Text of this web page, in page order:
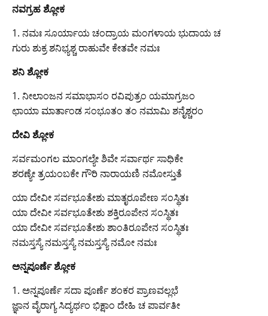
ನವಗ್ರಹ ಶ್ಲೋಕ
1. ನಮಃ ಸೂರ್ಯಾಯ ಚಂದ್ರಾಯ ಮಂಗಳಾಯ ಭುದಾಯ ಚ
ಗುರು ಶುಕ್ರ ಶನಿಭ್ಯಶ್ಚ ರಾಹುವೇ ಕೇತವೇ ನಮಃ
ಶನಿ ಶ್ಲೋಕ
1. ನೀಲಾಂಜನ ಸಮಾಭಾಸಂ ರವಿಪುತ್ರಂ ಯಮಾಗ್ರಜಂ
ಛಾಯಾ ಮಾರ್ತಾಂಡ ಸಂಭೂತಂ ತಂ ನಮಾಮಿ ಶನೈಶ್ಚರಂ
ದೇವಿ ಶ್ಲೋಕ
ಸರ್ವಮಂಗಲ ಮಾಂಗಲ್ಯೇ ಶಿವೇ ಸರ್ವಾರ್ಥ ಸಾಧಿಕೇ
ಶರಣ್ಯೇ ತ್ರಯಂಬಕೇ ಗೌರಿ ನಾರಾಯಣಿ ನಮೋಸ್ತುತೆ
ಯಾ ದೇವೀ ಸರ್ವಭೂತೇಶು ಮಾತೃರೂಪೇಣ ಸಂಸ್ಥಿತಃ
ಯಾ ದೇವೀ ಸರ್ವಭೂತೇಶು ಶಕ್ತಿರೂಪೇನ ಸಂಸ್ಥಿತಃ
ಯಾ ದೇವೀ ಸರ್ವಭೂತೇಶು ಶಾಂತಿರೂಪೇನ ಸಂಸ್ಥಿತಃ
ನಮಸ್ತಸ್ಯೆ ನಮಸ್ತಸ್ಯೆ ನಮಸ್ತಸ್ಯೆ ನಮೋ ನಮಃ
ಅನ್ನಪೂರ್ಣೆ ಶ್ಲೋಕ
1. ಅನ್ನಪೂರ್ಣೆ ಸದಾ ಪೂರ್ಣೆ ಶಂಕರ ಪ್ರಾಣವಲ್ಲಭೆ
ಜ್ಞಾನ ವೈರಾಗ್ಯ ಸಿದ್ಯರ್ಥಂ ಭಿಕ್ಷಾಂ ದೇಹಿ ಚ ಪಾರ್ವತೀ